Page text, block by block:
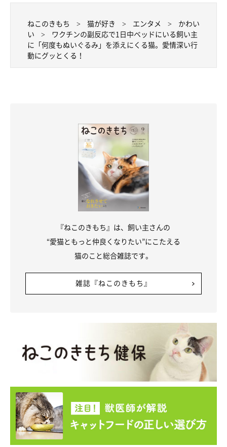
ヤマネコくんは、日々を豊かにしてくれる最高の相棒
ヤマネコくんと毎日楽しく暮らすなかで、「猫と暮らす魅力」を
たくさん感じていると話す飼い主さん。
ごはん、遊び、トイレ、寝る…など、どこをとっても毎回違い、
ごくふつうの日でもおもしろいことをたくさん見つけられるの
ねこのきもち 猫が好き エンタメ
かわい
い
ワクチンの副反応で1日中ベッドにいる飼い主
に「何度もぬいぐるみ」を添えにくる猫。愛情深い行
動にグッとくる！
『ねこのきもち』は、飼い主さんの
“愛猫ともっと仲良くなりたい”にこたえる
猫のこと総合雑誌です。
雑誌『ねこのきもち』